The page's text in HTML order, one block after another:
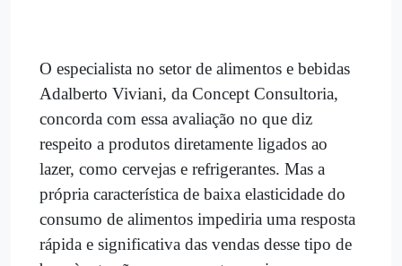
O especialista no setor de alimentos e bebidas
Adalberto Viviani, da Concept Consultoria,
concorda com essa avaliação no que diz
respeito a produtos diretamente ligados ao
lazer, como cervejas e refrigerantes. Mas a
própria característica de baixa elasticidade do
consumo de alimentos impediria uma resposta
rápida e significativa das vendas desse tipo de